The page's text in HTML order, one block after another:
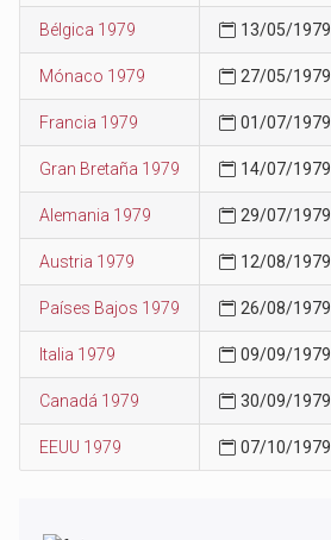
Bélgica 1979 13/05/1979
Mónaco 1979 27/05/1979
Francia 1979 01/07/1979
Gran Bretaña 1979 14/07/1979
Alemania 1979 29/07/1979
Austria 1979 12/08/1979
Países Bajos 1979 26/08/1979
Italia 1979 09/09/1979
Canadá 1979 30/09/1979
EEUU 1979 07/10/1979